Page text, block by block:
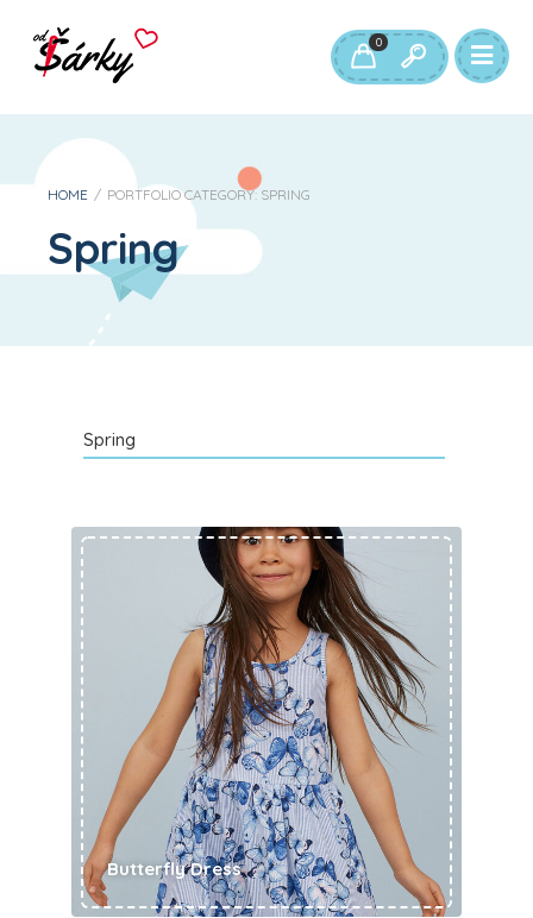
0
HOME / PORTFOLIO CATEGORY: SPRING
Spring
Spring
Butterfly Dress